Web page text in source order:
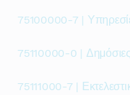
75100000-7 |
75110000-0 |
75111000-7 |